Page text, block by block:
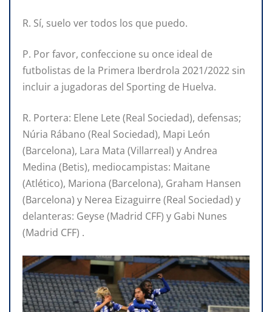
R. Sí, suelo ver todos los que puedo.
P. Por favor, confeccione su once ideal de
futbolistas de la Primera Iberdrola 2021/2022 sin
incluir a jugadoras del Sporting de Huelva.
R. Portera: Elene Lete (Real Sociedad), defensas;
Núria Rábano (Real Sociedad), Mapi León
(Barcelona), Lara Mata (Villarreal) y Andrea
Medina (Betis), mediocampistas: Maitane
(Atlético), Mariona (Barcelona), Graham Hansen
(Barcelona) y Nerea Eizaguirre (Real Sociedad) y
delanteras: Geyse (Madrid CFF) y Gabi Nunes
(Madrid CFF) .